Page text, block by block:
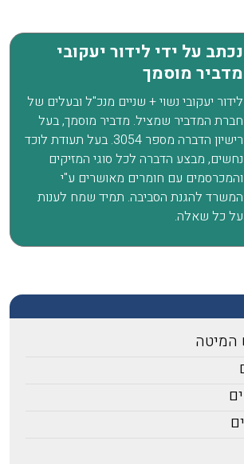
נכתב על ידי לידור יעקובי
מדביר מוסמך
לידור יעקובי נשוי + שניים מנכ"ל ובעלים של
חברת המדביר שמציל. מדביר מוסמך, בעל
רישיון הדברה מספר 3054. בעל תעודת לוכד
נחשים, מבצע הדברה לכל סוגי המזיקים
והמכרסמים עם חומרים מאושרים ע"י
המשרד להגנת הסביבה. תמיד שמח לענות
על כל שאלה.